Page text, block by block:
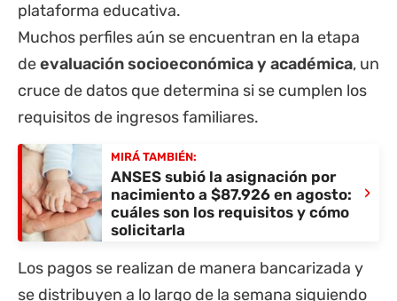
plataforma educativa.
Muchos perfiles aún se encuentran en la etapa
deevaluación socioeconómica y académica, un
cruce de datos que determina si se cumplen los
requisitos de ingresos familiares.
MIRÁ TAMBIÉN:
ANSES subió la asignación por
nacimiento a $87.926 en agosto:
cuáles son los requisitos y cómo
solicitarla
›
Los pagos se realizan de manera bancarizada y
se distribuyen a lo largo de la semana siguiendo